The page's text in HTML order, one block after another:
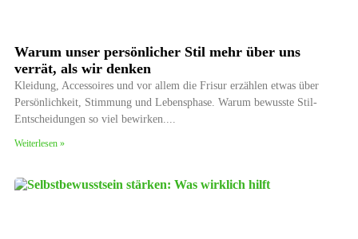
Warum unser persönlicher Stil mehr über uns
verrät, als wir denken
Kleidung, Accessoires und vor allem die Frisur erzählen etwas über
Persönlichkeit, Stimmung und Lebensphase. Warum bewusste Stil-
Entscheidungen so viel bewirken.
Weiterlesen »